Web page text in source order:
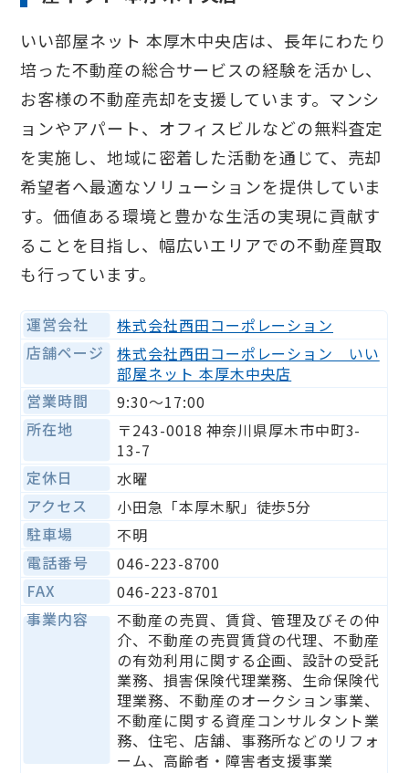
いい部屋ネット 本厚⽊中央店は、長年にわたり
培った不動産の総合サービスの経験を活かし、
お客様の不動産売却を支援しています。マンシ
ョンやアパート、オフィスビルなどの無料査定
を実施し、地域に密着した活動を通じて、売却
希望者へ最適なソリューションを提供していま
す。価値ある環境と豊かな生活の実現に貢献す
ることを目指し、幅広いエリアでの不動産買取
も行っています。
運営会社
株式会社西田コーポレーション
店舗ページ
株式会社西田コーポレーション いい
部屋ネット 本厚⽊中央店
営業時間
9:30〜17:00
所在地
〒243-0018 神奈川県厚木市中町3-
13-7
定休日
水曜
アクセス
小田急「本厚木駅」徒歩5分
駐車場
不明
電話番号
046-223-8700
FAX
046-223-8701
事業内容
不動産の売買、賃貸、管理及びその仲
介、不動産の売買賃貸の代理、不動産
の有効利用に関する企画、設計の受託
業務、損害保険代理業務、生命保険代
理業務、不動産のオークション事業、
不動産に関する資産コンサルタント業
務、住宅、店舗、事務所などのリフォ
ーム、高齢者・障害者支援事業